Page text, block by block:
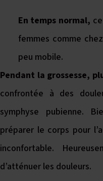
En temps normal,
femmes comme
peu mobile.
Pendant la grossesse,
confrontée à des
symphyse pubienne.
préparer le corps pour
inconfortable.
d’atténuer les douleurs.